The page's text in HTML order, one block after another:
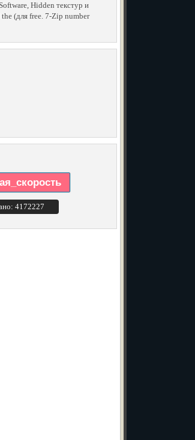
Hidden текстур и
(для free. 7-Zip number
4172227